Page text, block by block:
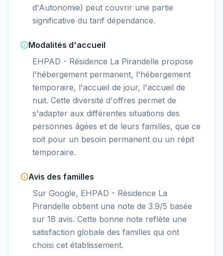
d'Autonomie) peut couvrir une partie
significative du tarif dépendance.
Modalités d'accueil
EHPAD - Résidence La Pirandelle propose
l'hébergement permanent, l'hébergement
temporaire, l'accueil de jour, l'accueil de
nuit. Cette diversité d'offres permet de
s'adapter aux différentes situations des
personnes âgées et de leurs familles, que ce
soit pour un besoin permanent ou un répit
temporaire.
Avis des familles
Sur Google, EHPAD - Résidence La
Pirandelle obtient une note de 3.9/5 basée
sur 18 avis. Cette bonne note reflète une
satisfaction globale des familles qui ont
choisi cet établissement.